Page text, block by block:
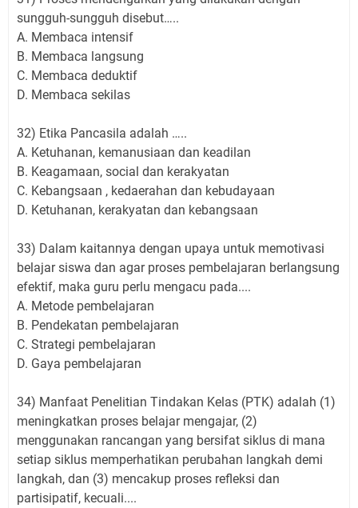
sungguh-sungguh disebut…..
A. Membaca intensif
B. Membaca langsung
C. Membaca deduktif
D. Membaca sekilas
32) Etika Pancasila adalah …..
A. Ketuhanan, kemanusiaan dan keadilan
B. Keagamaan, social dan kerakyatan
C. Kebangsaan , kedaerahan dan kebudayaan
D. Ketuhanan, kerakyatan dan kebangsaan
33) Dalam kaitannya dengan upaya untuk memotivasi
belajar siswa dan agar proses pembelajaran berlangsung
efektif, maka guru perlu mengacu pada....
A. Metode pembelajaran
B. Pendekatan pembelajaran
C. Strategi pembelajaran
D. Gaya pembelajaran
34) Manfaat Penelitian Tindakan Kelas (PTK) adalah (1)
meningkatkan proses belajar mengajar, (2)
menggunakan rancangan yang bersifat siklus di mana
setiap siklus memperhatikan perubahan langkah demi
langkah, dan (3) mencakup proses refleksi dan
partisipatif, kecuali....